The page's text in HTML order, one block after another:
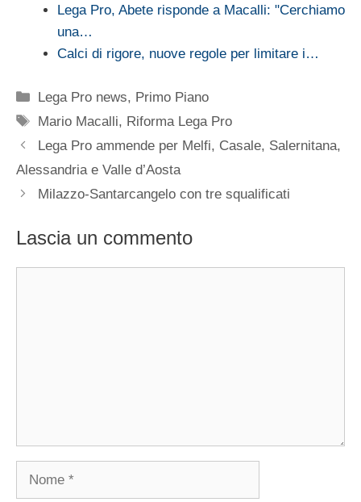
Lega Pro, Abete risponde a Macalli: "Cerchiamo
una…
Calci di rigore, nuove regole per limitare i…
Categorie
Lega Pro news, Primo Piano
Tag
Mario Macalli, Riforma Lega Pro
Lega Pro ammende per Melfi, Casale, Salernitana,
Alessandria e Valle d’Aosta
Milazzo-Santarcangelo con tre squalificati
Lascia un commento
Nome